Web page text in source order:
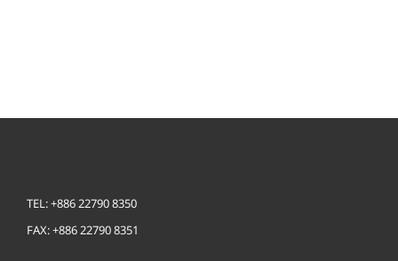
TEL: +886 22790 8350
FAX: +886 22790 8351